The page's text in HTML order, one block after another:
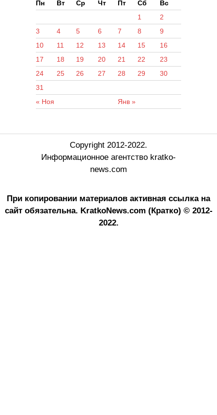
Пн
Вт Ср Чт Пт Сб Вс
« Ноя Янв »
1
2
3
4 5 6 7 8
9
10
11 12 13 14 15
16
17
18 19 20 21 22
23
24
25 26 27 28 29
30
31
Copyright 2012-2022.
Информационное агентство kratko-
news.com
При копировании материалов активная ссылка на
сайт обязательна. KratkoNews.com (Кратко) © 2012-
2022.